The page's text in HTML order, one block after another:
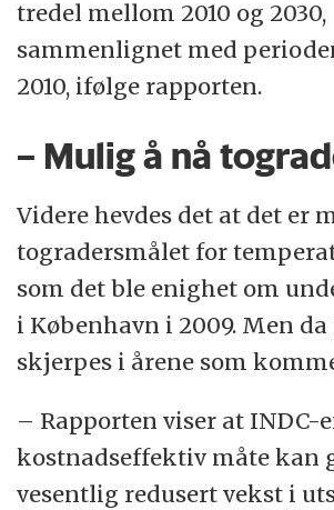
tredel mellom 2010 og 2030,
sammenlignet med
2010, ifølge rapporten.
– Mulig å nå
Videre hevdes det at det er
togradersmålet for
som det ble enighet om
i København i 2009. Men
skjerpes i årene som
– Rapporten viser at INDC-
kostnadseffektiv måte kan
vesentlig redusert vekst i